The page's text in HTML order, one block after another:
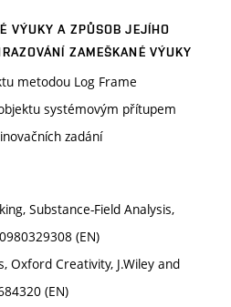
VÝUKY A ZPŮSOB JEJÍHO
ZAMEŠKANÉ VÝUKY
metodou Log Frame
systémovým přítupem
zadání
Substance-Field Analysis,
(EN)
Oxford Creativity, J.Wiley and
(EN)